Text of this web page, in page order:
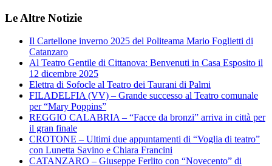
Le Altre Notizie
Il Cartellone inverno 2025 del Politeama Mario Foglietti di
Catanzaro
Al Teatro Gentile di Cittanova: Benvenuti in Casa Esposito il
12 dicembre 2025
Elettra di Sofocle al Teatro dei Taurani di Palmi
FILADELFIA (VV) – Grande successo al Teatro comunale
per “Mary Poppins”
REGGIO CALABRIA – “Facce da bronzi” arriva in città per
il gran finale
CROTONE – Ultimi due appuntamenti di “Voglia di teatro”
con Lunetta Savino e Chiara Francini
CATANZARO – Giuseppe Ferlito con “Novecento” di